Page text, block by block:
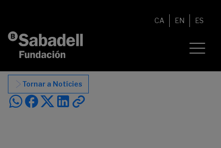
CA EN ES
Tornar a Notícies